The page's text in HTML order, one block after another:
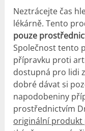
Neztrácejte čas
lékárně. Tento
pouze
Společnost tento
přípravku proti
dostupná pro lidi
dobré dávat si
napodobeniny
prostřednictvím
originální produkt